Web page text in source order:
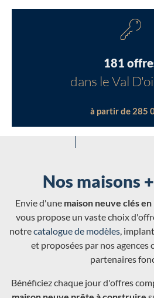
181
dans le Val
à partir de 285
Nos maisons
Envie d'une maison neuve clés en
vous propose un vaste choix
notrecatalogue de modèles,
et proposées par nos agences
partenaires
Bénéficiez chaque jour d'offres